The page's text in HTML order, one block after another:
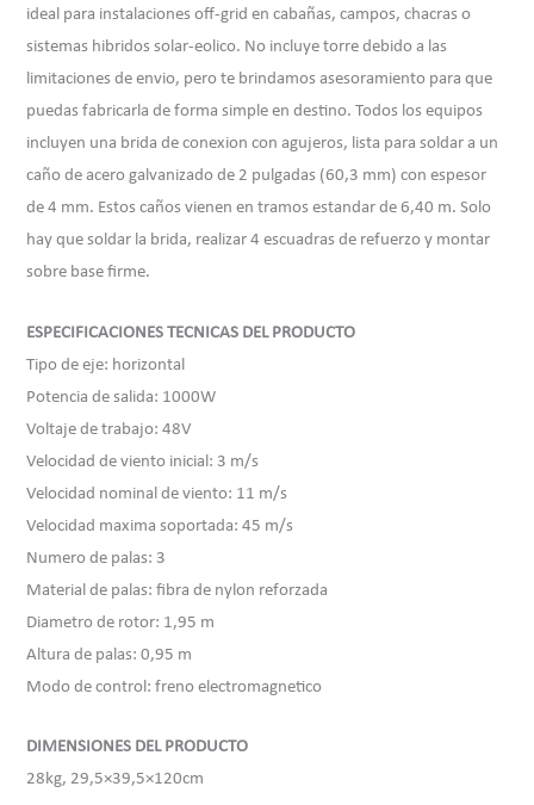
ideal para instalaciones off-grid en cabañas, campos, chacras o
sistemas hibridos solar-eolico. No incluye torre debido a las
limitaciones de envio, pero te brindamos asesoramiento para que
puedas fabricarla de forma simple en destino. Todos los equipos
incluyen una brida de conexion con agujeros, lista para soldar a un
caño de acero galvanizado de 2 pulgadas (60,3 mm) con espesor
de 4 mm. Estos caños vienen en tramos estandar de 6,40 m. Solo
hay que soldar la brida, realizar 4 escuadras de refuerzo y montar
sobre base firme.
ESPECIFICACIONES TECNICAS DEL PRODUCTO
Tipo de eje: horizontal
Potencia de salida: 1000W
Voltaje de trabajo: 48V
Velocidad de viento inicial: 3 m/s
Velocidad nominal de viento: 11 m/s
Velocidad maxima soportada: 45 m/s
Numero de palas: 3
Material de palas: fibra de nylon reforzada
Diametro de rotor: 1,95 m
Altura de palas: 0,95 m
Modo de control: freno electromagnetico
DIMENSIONES DEL PRODUCTO
28kg, 29,5×39,5×120cm